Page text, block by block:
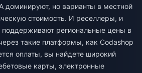
но варианты в местной
стоимость. И реселлеры, и
региональные цены в
такие платформы, как Codashop
оплаты, вы найдете широкий
карты, электронные